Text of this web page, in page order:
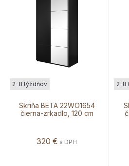
Skriňa BETA 22WO1654
čierna-zrkadlo, 120 cm
2-8 týždňov
320 € s DPH
2-8